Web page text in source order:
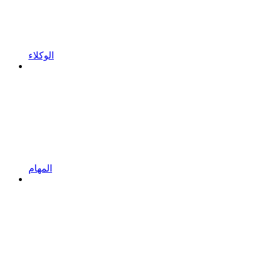
الوكلاء
المهام